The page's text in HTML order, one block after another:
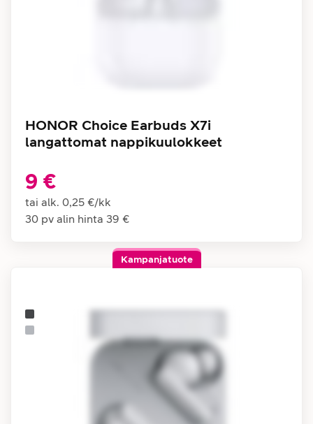
HONOR Choice Earbuds X7i
langattomat nappikuulokkeet
9 €
tai alk. 0,25 €/kk
30 pv alin hinta 39 €
Kampanjatuote